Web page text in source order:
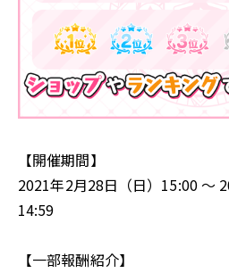
【開催期間】
2021年2月28日（日）15:00 〜
14:59
【一部報酬紹介】